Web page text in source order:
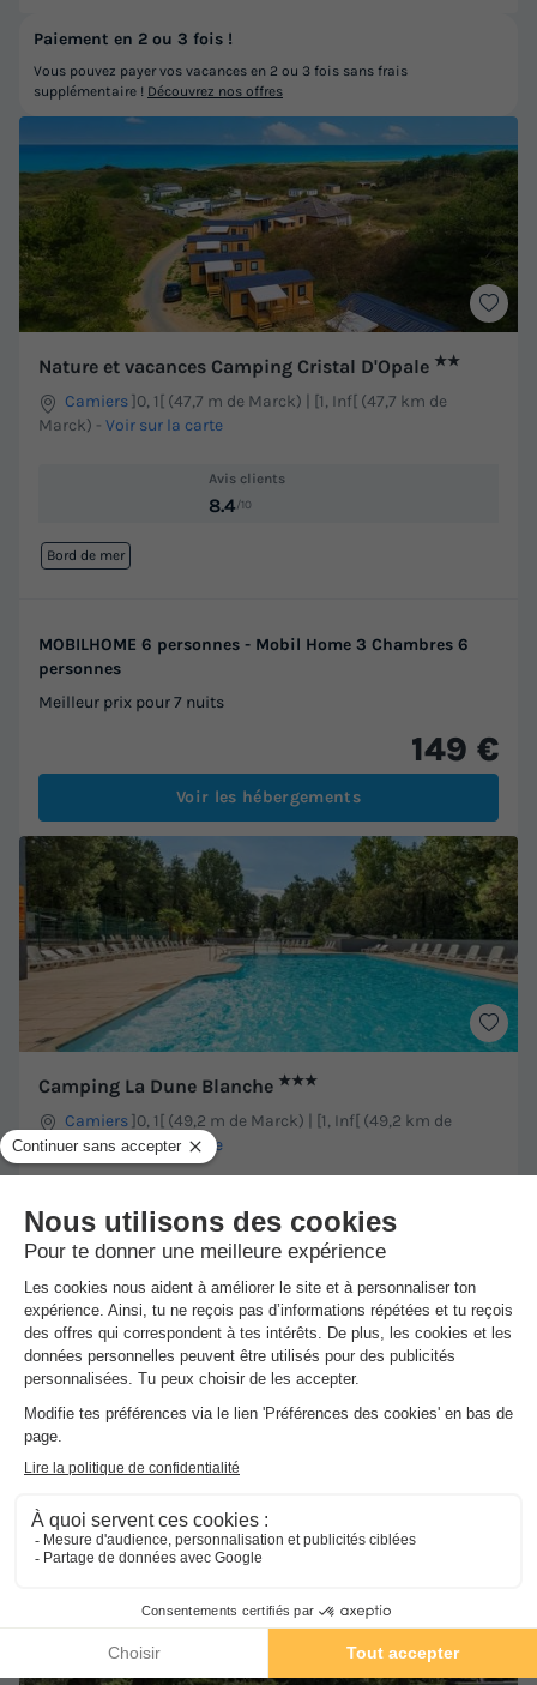
Nature et vacances Camping Cristal D'Opale ★★
Camiers]0, 1[ (47,7 m de Marck) | [1, Inf[ (47,7 km de
Marck) - Voir sur la carte
Avis clients
8.4/10
Bord de mer
MOBILHOME 6 personnes - Mobil Home 3 Chambres 6
personnes
Meilleur prix pour 7 nuits
149 €
Voir les hébergements
Camping La Dune Blanche ★★★
Camiers]0, 1[ (49,2 m de Marck) | [1, Inf[ (49,2 km de
Marck)-Voir sur la carte
8.4/10
MOBILHOME 6 personnes - Classic | 3 Ch. | 6 Pers. |
Terrasse surélevée
Meilleur prix pour 7 nuits
Voir les hébergements
Paiement en 2 ou 3 fois !
Vous pouvez payer vos vacances en 2 ou 3 fois sans frais
supplémentaire ! Découvrez nos offres